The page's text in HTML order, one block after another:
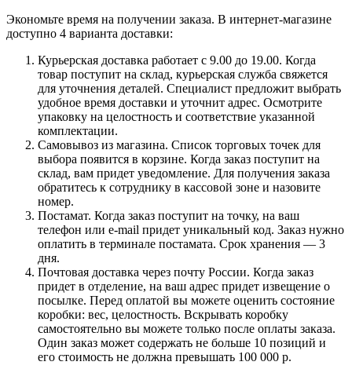
Экономьте время на получении заказа. В интернет-магазине
доступно 4 варианта доставки:
Курьерская доставка работает с 9.00 до 19.00. Когда
товар поступит на склад, курьерская служба свяжется
для уточнения деталей. Специалист предложит выбрать
удобное время доставки и уточнит адрес. Осмотрите
упаковку на целостность и соответствие указанной
комплектации.
Самовывоз из магазина. Список торговых точек для
выбора появится в корзине. Когда заказ поступит на
склад, вам придет уведомление. Для получения заказа
обратитесь к сотруднику в кассовой зоне и назовите
номер.
Постамат. Когда заказ поступит на точку, на ваш
телефон или e-mail придет уникальный код. Заказ нужно
оплатить в терминале постамата. Срок хранения — 3
дня.
Почтовая доставка через почту России. Когда заказ
придет в отделение, на ваш адрес придет извещение о
посылке. Перед оплатой вы можете оценить состояние
коробки: вес, целостность. Вскрывать коробку
самостоятельно вы можете только после оплаты заказа.
Один заказ может содержать не больше 10 позиций и
его стоимость не должна превышать 100 000 р.